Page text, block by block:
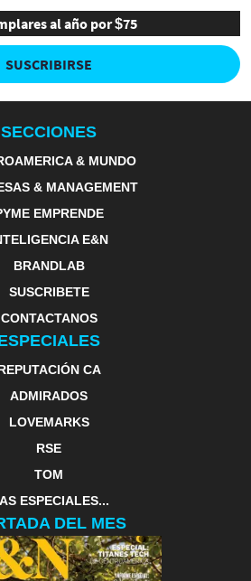
al año por $75
SUSCRIBIRSE
SECCIONES
& MUNDO
& MANAGEMENT
EMPRENDE
E&N
BRANDLAB
SUSCRIBETE
CONTACTANOS
CA
ADMIRADOS
LOVEMARKS
RSE
TOM
ESPECIALES...
DEL MES